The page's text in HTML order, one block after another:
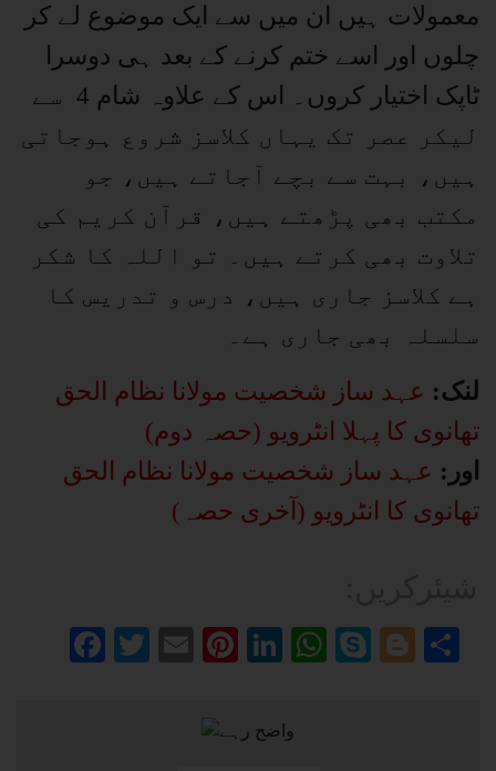
معمولات ہیں ان میں سے ایک موضوع لے کر
چلوں اور اسے ختم کرنے کے بعد ہی دوسرا
ٹاپک اختیار کروں۔ اس کے علاوہ شام 4 سے
لیکر عصر تک یہاں کلاسز شروع ہوجاتی
ہیں، بہت سے بچے آجاتے ہیں، جو
مکتب بھی پڑھتے ہیں، قرآن کریم کی
تلاوت بھی کرتے ہیں۔ تو اللہ کا شکر
ہے کلاسز جاری ہیں، درس و تدریس کا
سلسلہ بھی جاری ہے۔
لنک: عہد ساز شخصیت مولانا نظام الحق
تھانوی کا پہلا انٹرویو (حصہ دوم)
اور: عہد ساز شخصیت مولانا نظام الحق
تھانوی کا انٹرویو (آخری حصہ)
Facebook
TwitterEmailPinterest
LinkedIn
WhatsApp
Skype